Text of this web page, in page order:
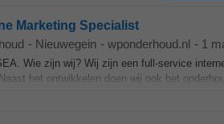
Marketing Specialist
- Nieuwegein - wponderhoud.nl - 1
Wie zijn wij? Wij zijn een full-service
het ontwikkelen doen wij ook het